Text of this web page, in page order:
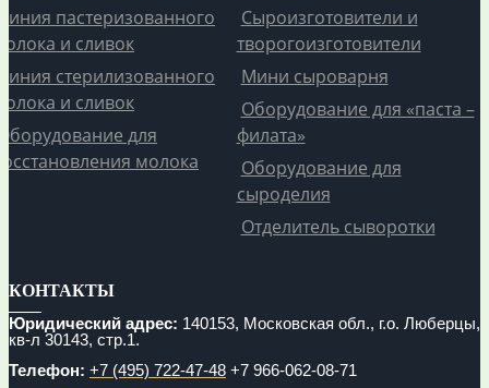
пастеризованного
и сливок
стерилизованного
и сливок
для
молока
Сыроизготовители и
творогоизготовители
Мини сыроварня
Оборудование для «паста –
филата»
Оборудование для
сыроделия
Отделитель сыворотки
КОНТАКТЫ
Юридический адрес: 140153, Московская обл., г.о. Люберцы,
кв-л 30143, стр.1.
Телефон: +7 (495) 722-47-48 +7 966-062-08-71